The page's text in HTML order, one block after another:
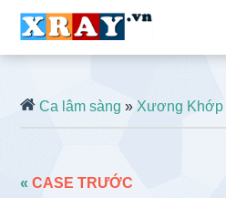
Ca lâm sàng »Xương Khớp
«CASE TRƯỚC